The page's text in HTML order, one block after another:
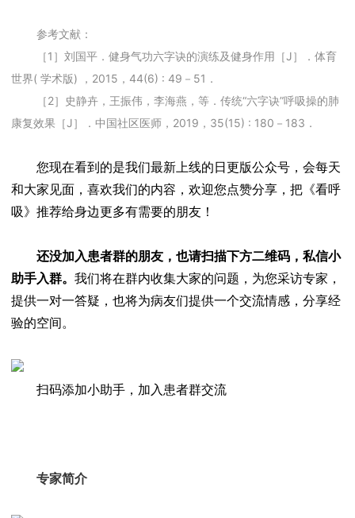
参考文献：
［1］刘国平．健身气功六字诀的演练及健身作用［J］．体育
世界( 学术版) ，2015，44(6) : 49－51．
［2］史静卉，王振伟，李海燕，等．传统“六字诀”呼吸操的肺
康复效果［J］．中国社区医师，2019，35(15) : 180－183．
您现在看到的是我们最新上线的日更版公众号，会每天
和大家见面，喜欢我们的内容，欢迎您点赞分享，把《看呼
吸》推荐给身边更多有需要的朋友！
还没加入患者群的朋友，也请扫描下方二维码，私信小
助手入群。 我们将在群内收集大家的问题，为您采访专家，
提供一对一答疑，也将为病友们提供一个交流情感，分享经
验的空间。
扫码添加小助手，加入患者群交流
专家简介